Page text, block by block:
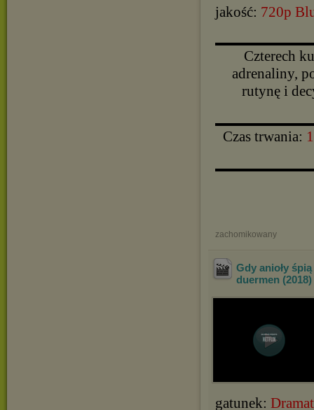
jakość: 720p
Czterech
adrenaliny,
rutynę i
Czas trwania:
zachomikowany
Gdy anioły
duermen
gatunek: